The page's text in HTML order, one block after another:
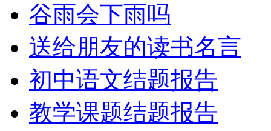
谷雨会下雨吗
送给朋友的读书名言
初中语文结题报告
教学课题结题报告